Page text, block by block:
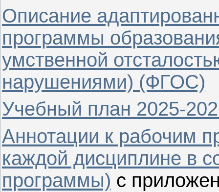
Описание
программы
умственной
нарушениями) (ФГОС)
Учебный план 2025-
Аннотации к рабочим
каждой дисциплине в
программы) с